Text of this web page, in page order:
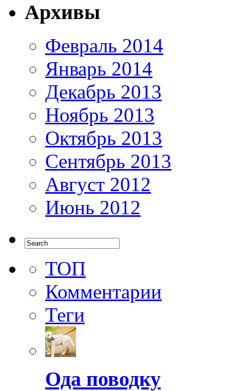
Архивы
Февраль 2014
Январь 2014
Декабрь 2013
Ноябрь 2013
Октябрь 2013
Сентябрь 2013
Август 2012
Июнь 2012
ТОП
Комментарии
Теги
Ода поводку